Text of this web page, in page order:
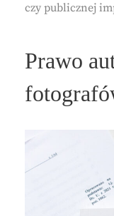
czy publicznej
Prawo